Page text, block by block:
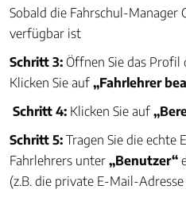
Sobald die Fahrschul-Manager
verfügbar ist
Schritt 3: Öffnen Sie das Profil
Klicken Sie auf „Fahrlehrer
Schritt 4: Klicken Sie auf
Schritt 5: Tragen Sie die echte
Fahrlehrers unter „Benutzer“
(z.B. die private E-Mail-